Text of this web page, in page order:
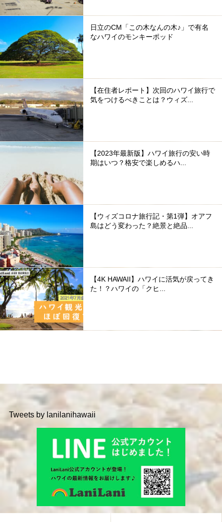
日立のCM「この木なんの木♪」で有名
なハワイのモンキーポッド
【在住者レポート】次回のハワイ旅行で
気をつけるべきことは？ウィズ...
【2023年最新版】ハワイ旅行の安い時
期はいつ？格安で楽しめるハ...
【ウィズコロナ旅行記・第1弾】オアフ
島はどう変わった？絶景と絶品...
【4K HAWAII】ハワイに活気が戻ってき
た！？ハワイの「クヒ...
Tweets by lanilanihawaii